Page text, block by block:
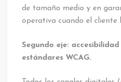
de tamaño medio y en
operativa cuando el cliente
Segundo eje:
estándares WCAG.